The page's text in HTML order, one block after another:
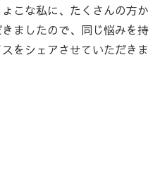
こな私に、たくさんの方か
ましたので、同じ悩みを持
をシェアさせていただきま